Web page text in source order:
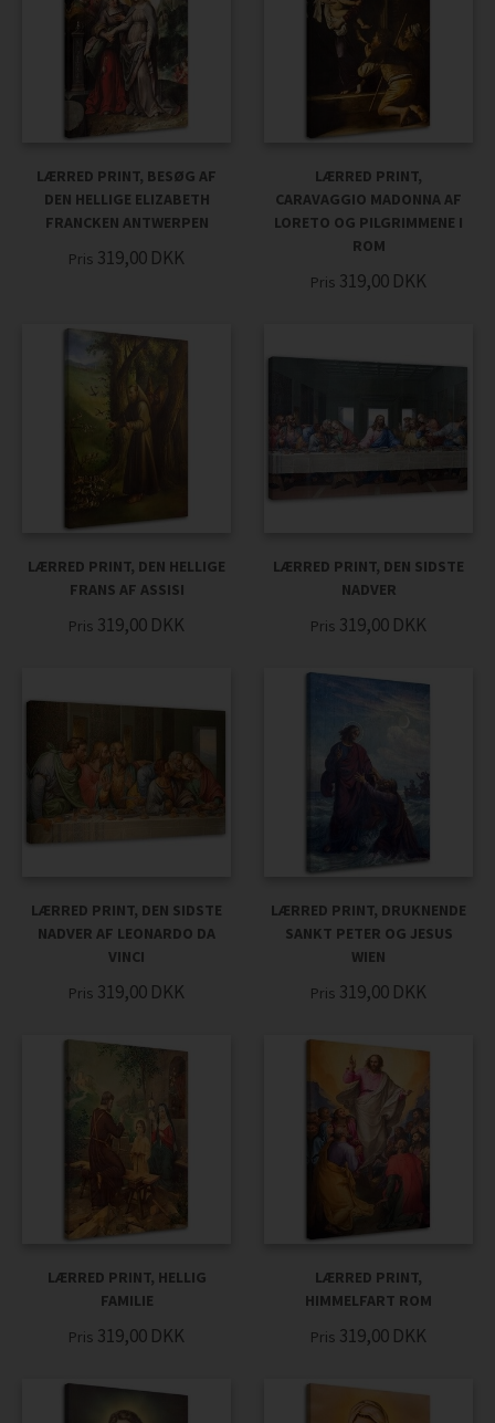
LÆRRED PRINT, BESØG AF
DEN HELLIGE ELIZABETH
FRANCKEN ANTWERPEN
Pris 319,00 DKK
LÆRRED PRINT,
CARAVAGGIO MADONNA AF
LORETO OG PILGRIMMENE I
ROM
Pris 319,00 DKK
LÆRRED PRINT, DEN HELLIGE
FRANS AF ASSISI
Pris 319,00 DKK
LÆRRED PRINT, DEN SIDSTE
NADVER
Pris 319,00 DKK
LÆRRED PRINT, DEN SIDSTE
NADVER AF LEONARDO DA
VINCI
Pris 319,00 DKK
LÆRRED PRINT, DRUKNENDE
SANKT PETER OG JESUS
WIEN
Pris 319,00 DKK
LÆRRED PRINT, HELLIG
FAMILIE
Pris 319,00 DKK
LÆRRED PRINT,
HIMMELFART ROM
Pris 319,00 DKK